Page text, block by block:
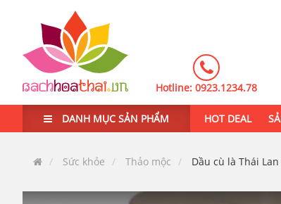
Hotline: 0923.1234.78
DANH MỤC SẢN PHẨM HOT DEAL
Sức khỏe Thảo mộc Dầu cù là Thái